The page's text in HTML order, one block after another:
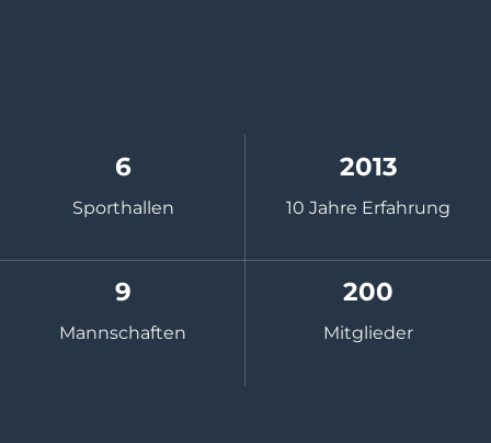
6
Sporthallen
2013
10 Jahre Erfahrung
9
Mannschaften
200
Mitglieder